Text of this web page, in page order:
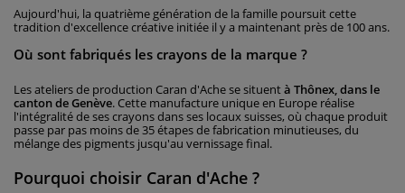
Aujourd'hui, la quatrième génération de la famille poursuit cette
tradition d'excellence créative initiée il y a maintenant près de 100 ans.
Où sont fabriqués les crayons de la marque ?
Les ateliers de production Caran d'Ache se situentà Thônex, dans le
canton de Genève. Cette manufacture unique en Europe réalise
l'intégralité de ses crayons dans ses locaux suisses, où chaque produit
passe par pas moins de 35 étapes de fabrication minutieuses, du
mélange des pigments jusqu'au vernissage final.
Pourquoi choisir Caran d'Ache ?